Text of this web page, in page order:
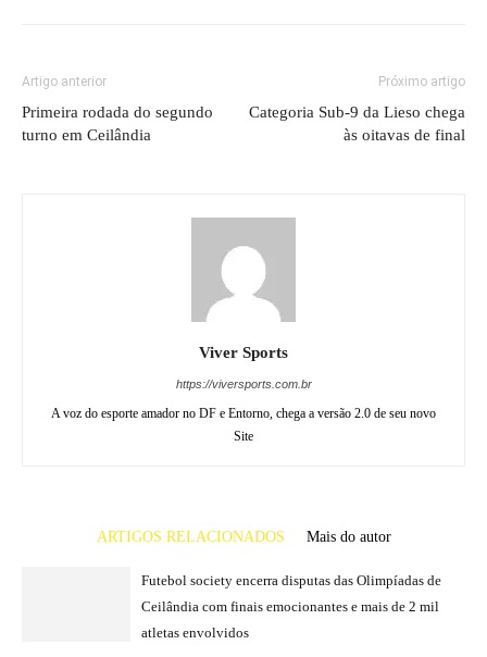
Artigo anterior
Primeira rodada do segundo
turno em Ceilândia
Próximo artigo
Categoria Sub-9 da Lieso chega
às oitavas de final
Viver Sports
https://viversports.com.br
A voz do esporte amador no DF e Entorno, chega a versão 2.0 de seu novo
Site
ARTIGOS RELACIONADOS Mais do autor
Futebol society encerra disputas das Olimpíadas de
Ceilândia com finais emocionantes e mais de 2 mil
atletas envolvidos